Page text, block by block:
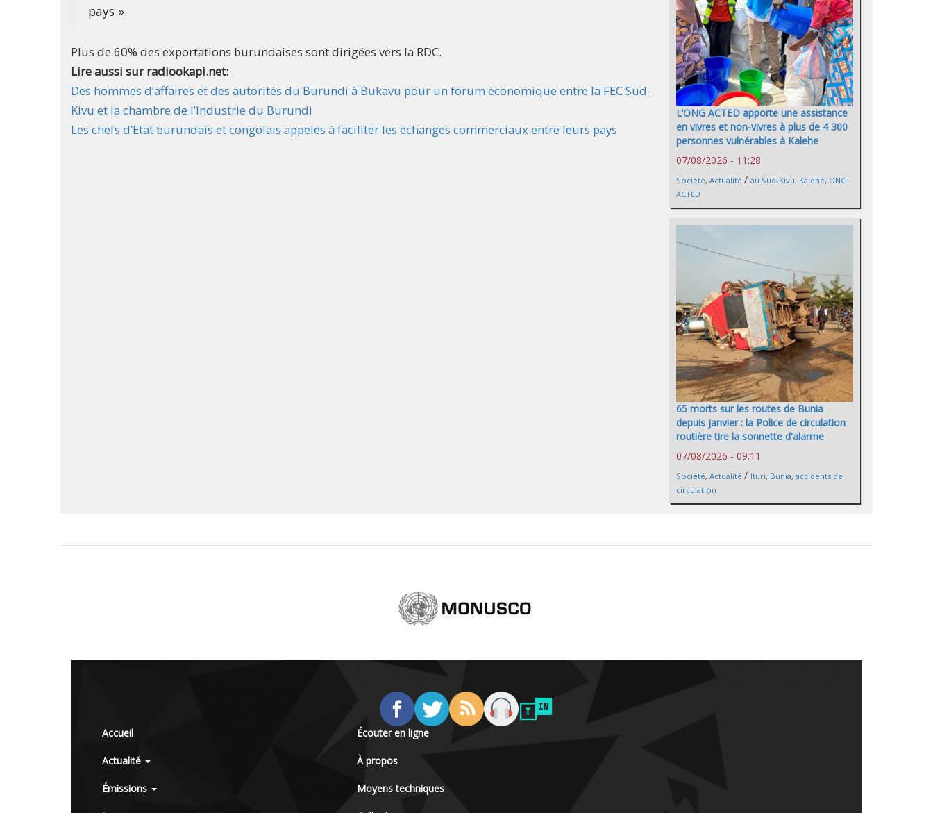
pays ».
Plus de 60% des exportations burundaises sont dirigées vers la RDC.
Lire aussi sur radiookapi.net:
Des hommes d’affaires et des autorités du Burundi à Bukavu pour un forum économique entre la FEC Sud-
Kivu et la chambre de l’Industrie du Burundi
Les chefs d’Etat burundais et congolais appelés à faciliter les échanges commerciaux entre leurs pays
L’ONG ACTED apporte une assistance
en vivres et non-vivres à plus de 4 300
personnes vulnérables à Kalehe
07/08/2026 - 11:28
Société, Actualité / au Sud-Kivu, Kalehe, ONG
ACTED
65 morts sur les routes de Bunia
depuis janvier : la Police de circulation
routière tire la sonnette d'alarme
07/08/2026 - 09:11
Société, Actualité / Ituri, Bunia, accidents de
circulation
Accueil
Actualité
Émissions
Écouter en ligne
À propos
Moyens techniques